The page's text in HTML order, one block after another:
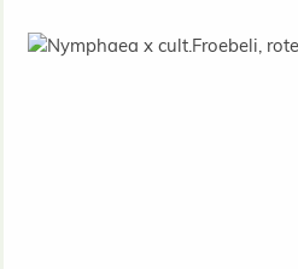
Bildergalerie überspringen